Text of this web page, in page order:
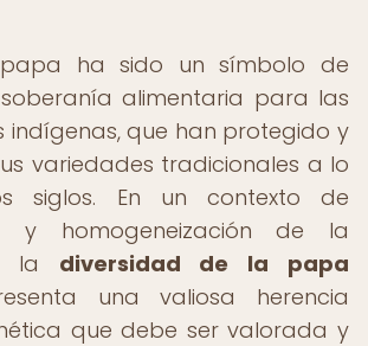
ha sido un símbolo de
alimentaria para las
indígenas, que han protegido y
variedades tradicionales a lo
siglos. En un contexto de
y homogeneización de la
la diversidad de la papa
una valiosa herencia
que debe ser valorada y